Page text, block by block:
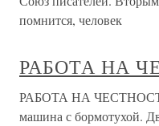
помнится, человек
РАБОТА НА
РАБОТА НА ЧЕСТНОСТЬ
машина с бормотухой.